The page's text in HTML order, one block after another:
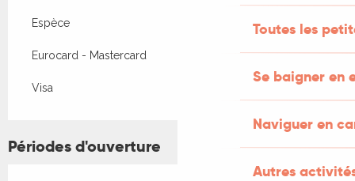
Toutes les
Se baigner en
Naviguer en
Autres
Espèce
Eurocard - Mastercard
Visa
Périodes d'ouverture